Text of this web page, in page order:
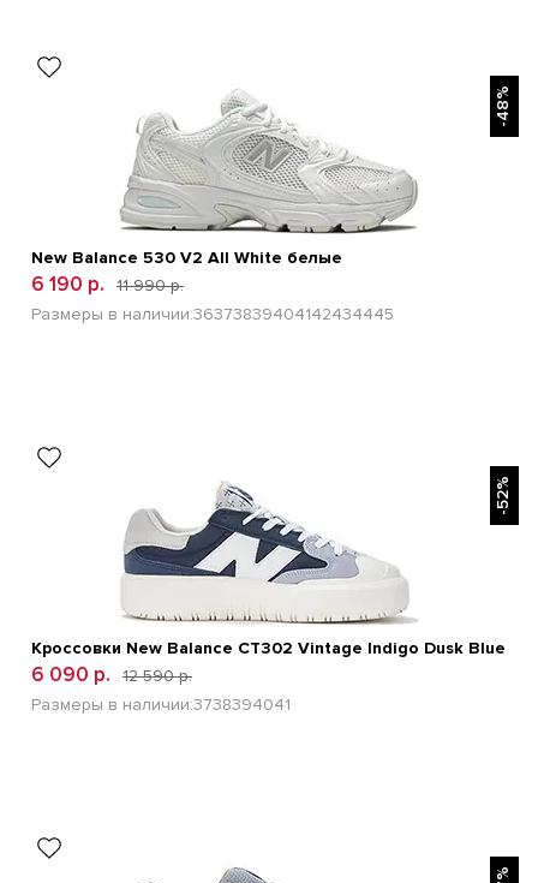
-48%
New Balance 530 V2 All White белые
6 190 р.
11 990 р.
Размеры в наличии:36373839404142434445
-52%
Кроссовки New Balance CT302 Vintage Indigo Dusk Blue
6 090 р.
12 590 р.
Размеры в наличии:3738394041